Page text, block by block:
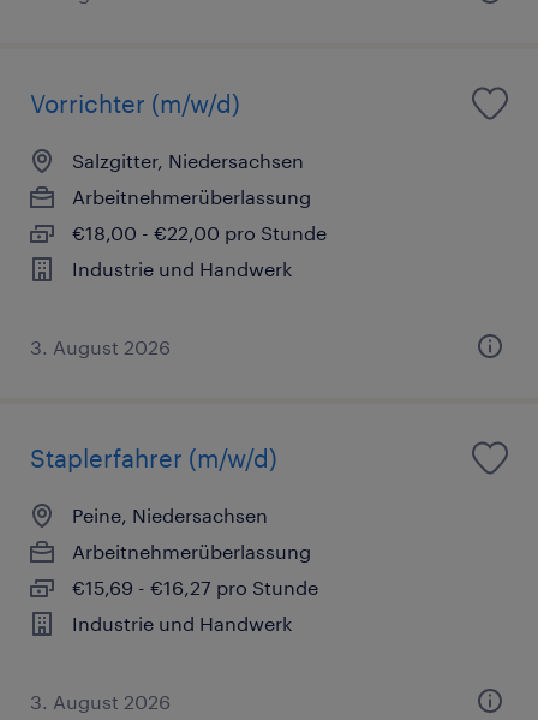
Vorrichter (m/w/d)
Salzgitter, Niedersachsen
Arbeitnehmerüberlassung
€18,00 - €22,00 pro Stunde
Industrie und Handwerk
3. August 2026
Staplerfahrer (m/w/d)
Peine, Niedersachsen
Arbeitnehmerüberlassung
€15,69 - €16,27 pro Stunde
Industrie und Handwerk
3. August 2026